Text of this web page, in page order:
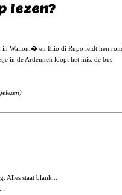
lezen?
in Walloni� en Elio di Rupo leidt hen
in de Ardennen loopt het mis: de bus
Alles staat blank...